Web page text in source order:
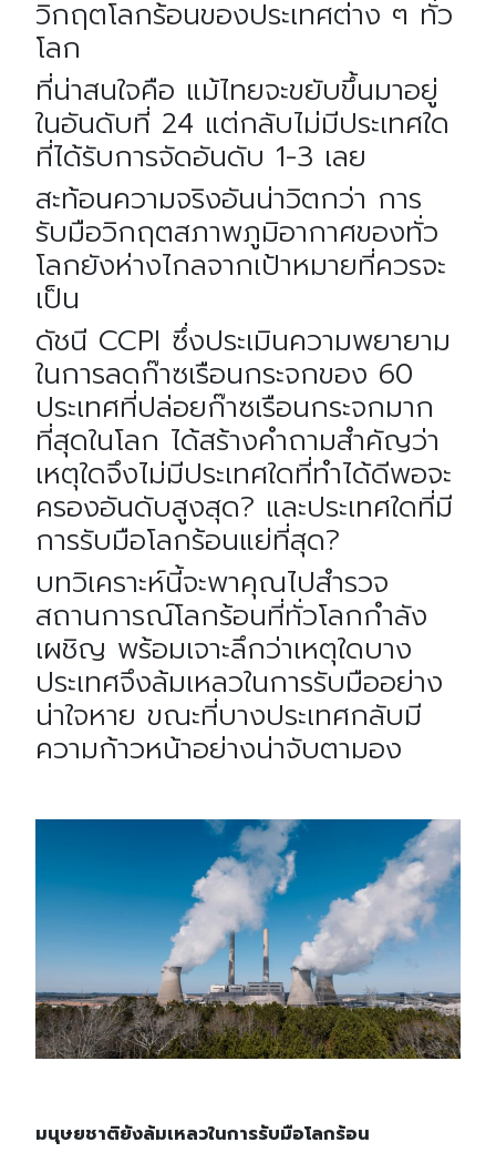
วิกฤตโลกร้อนของประเทศต่าง ๆ ทั่ว
โลก
ที่น่าสนใจคือ แม้ไทยจะขยับขึ้นมาอยู่
ในอันดับที่ 24 แต่กลับไม่มีประเทศใด
ที่ได้รับการจัดอันดับ 1-3 เลย
สะท้อนความจริงอันน่าวิตกว่า การ
รับมือวิกฤตสภาพภูมิอากาศของทั่ว
โลกยังห่างไกลจากเป้าหมายที่ควรจะ
เป็น
ดัชนี CCPI ซึ่งประเมินความพยายาม
ในการลดก๊าซเรือนกระจกของ 60
ประเทศที่ปล่อยก๊าซเรือนกระจกมาก
ที่สุดในโลก ได้สร้างคำถามสำคัญว่า
เหตุใดจึงไม่มีประเทศใดที่ทำได้ดีพอจะ
ครองอันดับสูงสุด? และประเทศใดที่มี
การรับมือโลกร้อนแย่ที่สุด?
บทวิเคราะห์นี้จะพาคุณไปสำรวจ
สถานการณ์โลกร้อนที่ทั่วโลกกำลัง
เผชิญ พร้อมเจาะลึกว่าเหตุใดบาง
ประเทศจึงล้มเหลวในการรับมืออย่าง
น่าใจหาย ขณะที่บางประเทศกลับมี
ความก้าวหน้าอย่างน่าจับตามอง
มนุษยชาติยังล้มเหลวในการรับมือโลกร้อน